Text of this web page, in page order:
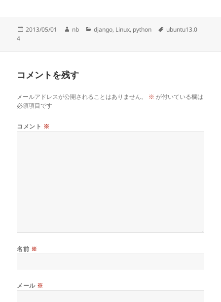
e
o
o
k
er
n
投
2013/05/01
作
nb
カ
django, Linux, python
タ
ubuntu13.0
4
コメントを残す
メールアドレスが公開されることはありません。 ※ が付いている欄は
必須項目です
コメント ※
名前 ※
メール ※